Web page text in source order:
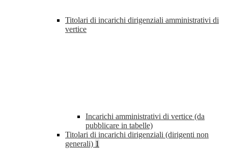
Titolari di incarichi dirigenziali amministrativi di
vertice
Incarichi amministrativi di vertice (da
pubblicare in tabelle)
Titolari di incarichi dirigenziali (dirigenti non
generali) 1